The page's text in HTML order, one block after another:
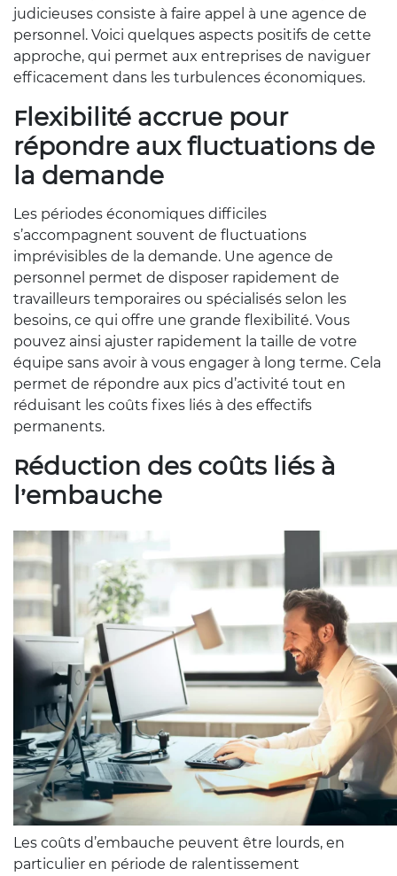
judicieuses consiste à faire appel à une agence de
personnel. Voici quelques aspects positifs de cette
approche, qui permet aux entreprises de naviguer
efficacement dans les turbulences économiques.
Flexibilité accrue pour
répondre aux fluctuations de
la demande
Les périodes économiques difficiles
s’accompagnent souvent de fluctuations
imprévisibles de la demande. Une agence de
personnel permet de disposer rapidement de
travailleurs temporaires ou spécialisés selon les
besoins, ce qui offre une grande flexibilité. Vous
pouvez ainsi ajuster rapidement la taille de votre
équipe sans avoir à vous engager à long terme. Cela
permet de répondre aux pics d’activité tout en
réduisant les coûts fixes liés à des effectifs
permanents.
Réduction des coûts liés à
l’embauche
Les coûts d’embauche peuvent être lourds, en
particulier en période de ralentissement